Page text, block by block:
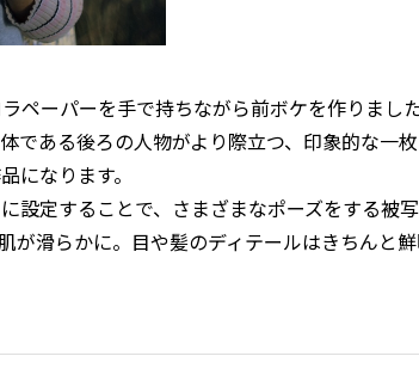
ペーパーを手で持ちながら前ボケを作りました
ある後ろの人物がより際立つ、印象的な一枚
になります。
設定することで、さまざまなポーズをする被
が滑らかに。目や髪のディテールはきちんと